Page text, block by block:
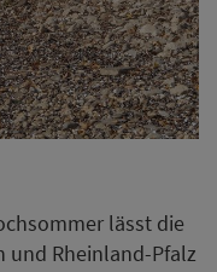
lässt die
und Rheinland-Pfalz